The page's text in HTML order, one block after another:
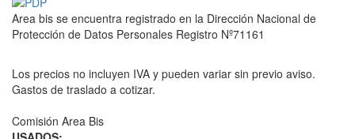
Area bis se encuentra registrado en la Dirección Nacional de
Protección de Datos Personales Registro Nº71161
Los precios no incluyen IVA y pueden variar sin previo aviso.
Gastos de traslado a cotizar.
Comisión Area Bis